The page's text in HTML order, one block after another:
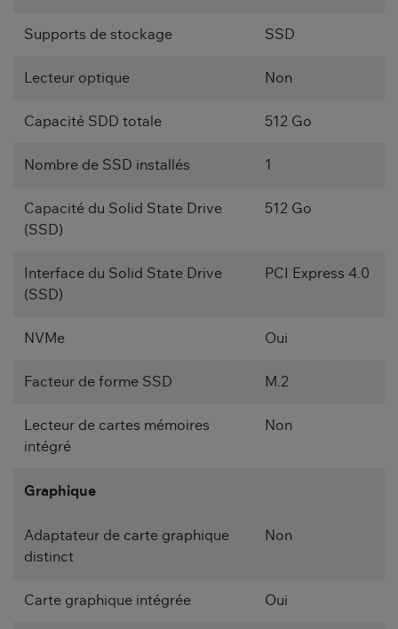
Supports de stockage SSD
Lecteur optique Non
Capacité SDD totale 512 Go
Nombre de SSD installés 1
Capacité du Solid State Drive
(SSD)
512 Go
Interface du Solid State Drive
(SSD)
PCI Express 4.0
NVMe Oui
Facteur de forme SSD M.2
Lecteur de cartes mémoires
intégré
Non
Graphique
Adaptateur de carte graphique
distinct
Non
Carte graphique intégrée Oui